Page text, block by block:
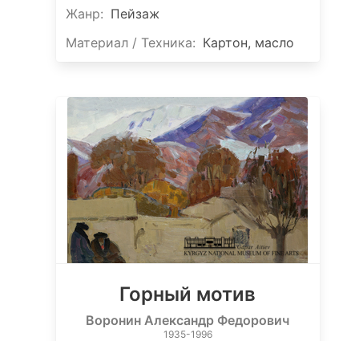
Жанр: Пейзаж
Материал / Техника: Картон, масло
Горный мотив
Воронин Александр Федорович
1935-1996